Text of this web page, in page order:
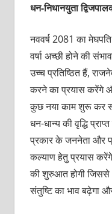
धन-निधानयुता
नववर्ष 2081 का
वर्षा अच्छी होने की
उच्च प्रतिष्ठित हैं,
करने का प्रयास करेंगे
कुछ नया काम शुरू कर
धन-धान्य की वृद्धि
प्रकार के जननेता और
कल्याण हेतु प्रयास
की शुरुआत होगी
संतुष्टि का भाव बढ़ेगा